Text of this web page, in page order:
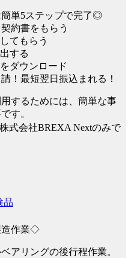
単5ステップで完了◎
約書をもらう
てもらう
する
ダウンロード
！最短翌日振込まれる！
するためには、簡単な事
す。
式会社BREXA Nextのみで
品
造作業◇
アリングの後行程作業。